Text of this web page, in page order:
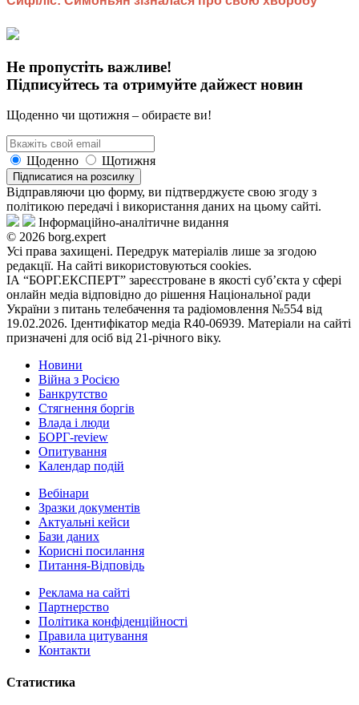
Не пропустіть важливе!
Підписуйтесь та отримуйте дайжест новин
Щоденно чи щотижня – обираєте ви!
Щоденно Щотижня
Підписатися на розсилку
Відправляючи цю форму, ви підтверджуєте свою згоду з
політикою передачі і використання даних на цьому сайті.
Інформаційно-аналітичне видання
© 2026 borg.expert
Усі права захищені. Передрук матеріалів лише за згодою
редакції. На сайті використовуються cookies.
ІА “БОРГ.ЕКСПЕРТ” зареєстроване в якості суб’єкта у сфері
онлайн медіа відповідно до рішення Національної ради
України з питань телебачення та радіомовлення №554 від
19.02.2026. Ідентифікатор медіа R40-06939. Матеріали на сайті
призначені для осіб від 21-річного віку.
Новини
Війна з Росією
Банкрутство
Стягнення боргiв
Влада i люди
БОРГ-review
Опитування
Календар подій
Вебінари
Зразки документів
Актуальні кейси
Бази даних
Корисні посилання
Питання-Відповідь
Реклама на сайтi
Партнерство
Політика конфіденційності
Правила цитування
Контакти
Статистика